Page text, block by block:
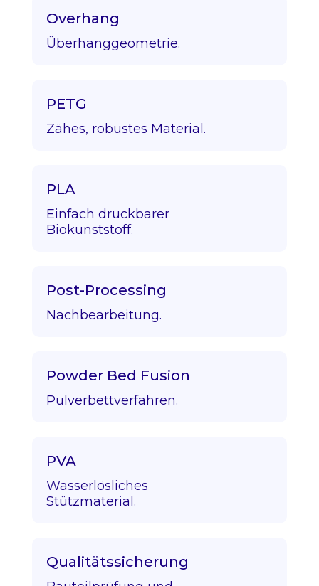
Overhang
Überhanggeometrie.
PETG
Zähes, robustes Material.
PLA
Einfach druckbarer
Biokunststoff.
Post-Processing
Nachbearbeitung.
Powder Bed Fusion
Pulverbettverfahren.
PVA
Wasserlösliches
Stützmaterial.
Qualitätssicherung